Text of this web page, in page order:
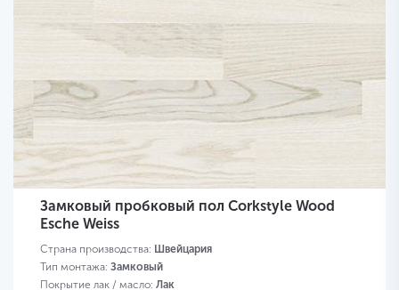
Замковый пробковый пол Corkstyle Wood
Esche Weiss
Страна производства: Швейцария
Тип монтажа: Замковый
Покрытие лак / масло: Лак